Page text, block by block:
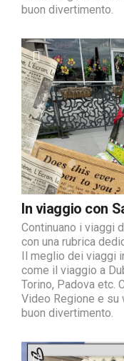
buon divertimento.
In viaggio con
Continuano i viaggi
con una rubrica
Il meglio dei viaggi
come il viaggio a
Torino, Padova etc.
Video Regione e su
buon divertimento.